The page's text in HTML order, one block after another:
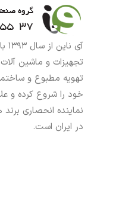
تجهیزات و ماشین
تهویه مطبوع و
خود را شروع کرده و
نماینده انحصاری برند
در ایران است.